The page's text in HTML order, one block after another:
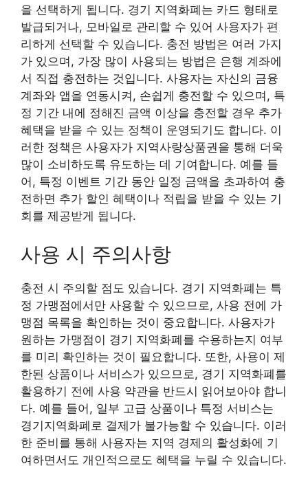
을 선택하게 됩니다. 경기 지역화폐는 카드 형태로
발급되거나, 모바일로 관리할 수 있어 사용자가 편
리하게 선택할 수 있습니다. 충전 방법은 여러 가지
가 있으며, 가장 많이 사용되는 방법은 은행 계좌에
서 직접 충전하는 것입니다. 사용자는 자신의 금융
계좌와 앱을 연동시켜, 손쉽게 충전할 수 있으며, 특
정 기간 내에 정해진 금액 이상을 충전할 경우 추가
혜택을 받을 수 있는 정책이 운영되기도 합니다. 이
러한 정책은 사용자가 지역사랑상품권을 통해 더욱
많이 소비하도록 유도하는 데 기여합니다. 예를 들
어, 특정 이벤트 기간 동안 일정 금액을 초과하여 충
전하면 추가 할인 혜택이나 적립을 받을 수 있는 기
회를 제공받게 됩니다.
사용 시 주의사항
충전 시 주의할 점도 있습니다. 경기 지역화폐는 특
정 가맹점에서만 사용할 수 있으므로, 사용 전에 가
맹점 목록을 확인하는 것이 중요합니다. 사용자가
원하는 가맹점이 경기 지역화폐를 수용하는지 여부
를 미리 확인하는 것이 필요합니다. 또한, 사용이 제
한된 상품이나 서비스가 있으므로, 경기 지역화폐를
활용하기 전에 사용 약관을 반드시 읽어보아야 합니
다. 예를 들어, 일부 고급 상품이나 특정 서비스는
경기지역화폐로 결제가 불가능할 수 있습니다. 이러
한 준비를 통해 사용자는 지역 경제의 활성화에 기
여하면서도 개인적으로도 혜택을 누릴 수 있습니다.